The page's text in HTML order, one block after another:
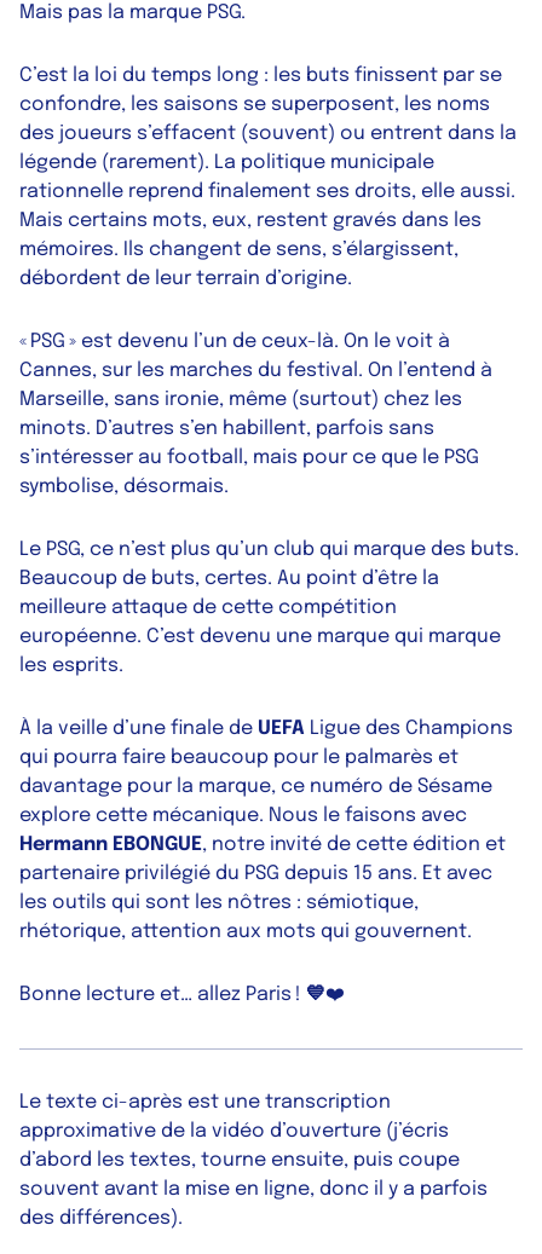
Mais pas la marque PSG.
C’est la loi du temps long : les buts finissent par se
confondre, les saisons se superposent, les noms
des joueurs s’effacent (souvent) ou entrent dans la
légende (rarement). La politique municipale
rationnelle reprend finalement ses droits, elle aussi.
Mais certains mots, eux, restent gravés dans les
mémoires. Ils changent de sens, s’élargissent,
débordent de leur terrain d’origine.
« PSG » est devenu l’un de ceux-là. On le voit à
Cannes, sur les marches du festival. On l’entend à
Marseille, sans ironie, même (surtout) chez les
minots. D’autres s’en habillent, parfois sans
s’intéresser au football, mais pour ce que le PSG
symbolise, désormais.
Le PSG, ce n’est plus qu’un club qui marque des buts.
Beaucoup de buts, certes. Au point d’être la
meilleure attaque de cette compétition
européenne. C’est devenu une marque qui marque
les esprits.
À la veille d’une finale de UEFA Ligue des Champions
qui pourra faire beaucoup pour le palmarès et
davantage pour la marque, ce numéro de Sésame
explore cette mécanique. Nous le faisons avec
Hermann EBONGUE, notre invité de cette édition et
partenaire privilégié du PSG depuis 15 ans. Et avec
les outils qui sont les nôtres : sémiotique,
rhétorique, attention aux mots qui gouvernent.
Bonne lecture et… allez Paris ! 💙❤️
Le texte ci-après est une transcription
approximative de la vidéo d’ouverture (j’écris
d’abord les textes, tourne ensuite, puis coupe
souvent avant la mise en ligne, donc il y a parfois
des différences).